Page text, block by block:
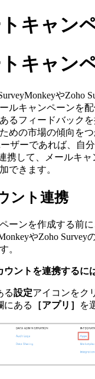
キャン
キャン
やZoho
ルキャンペーンを
るフィードバック
めの市場の傾向をつ
ーザーであれば、自
携して、メールキ
できます。
ント連携
ーンを作成する前に
やZoho Survey
。
ントを連携するに
る設定アイコンをク
にある ［アプリ］ を